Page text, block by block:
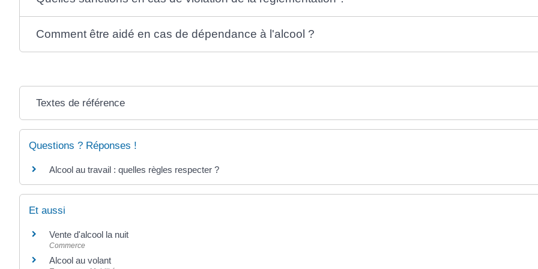
Comment être aidé en cas de dépendance à l'alcool ?
Textes de référence
Questions ? Réponses !
Alcool au travail : quelles règles respecter ?
Et aussi
Vente d'alcool la nuit
Commerce
Alcool au volant